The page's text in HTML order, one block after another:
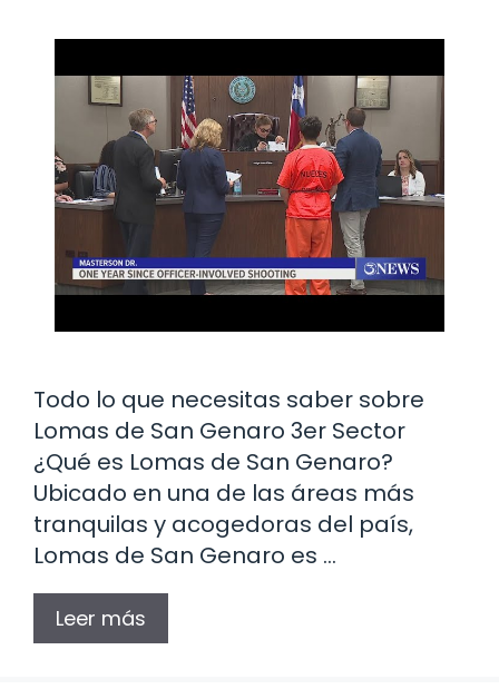
Todo lo que necesitas saber sobre
Lomas de San Genaro 3er Sector
¿Qué es Lomas de San Genaro?
Ubicado en una de las áreas más
tranquilas y acogedoras del país,
Lomas de San Genaro es …
Leer más